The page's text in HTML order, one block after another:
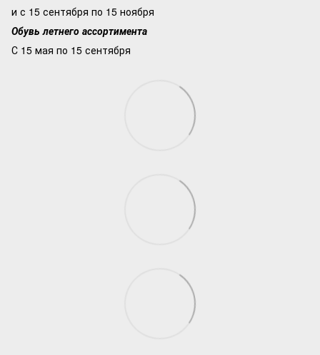
и с 15 сентября по 15 ноября
Обувь летнего ассортимента
С 15 мая по 15 сентября